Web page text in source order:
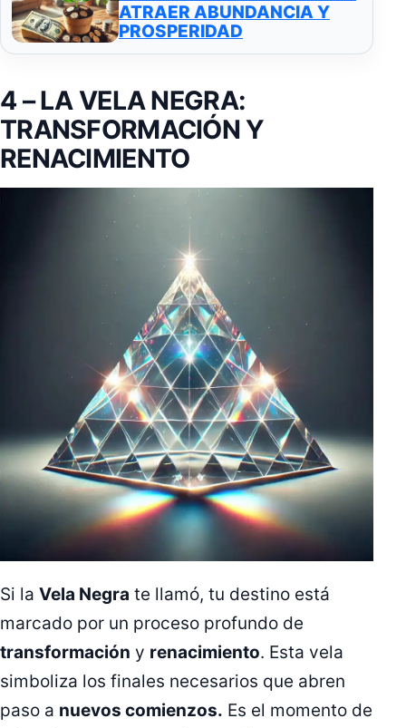
ATRAER ABUNDANCIA Y
PROSPERIDAD
4 – LA VELA NEGRA:
TRANSFORMACIÓN Y
RENACIMIENTO
Si la Vela Negra te llamó, tu destino está
marcado por un proceso profundo de
transformación y renacimiento. Esta vela
simboliza los finales necesarios que abren
paso a nuevos comienzos. Es el momento de